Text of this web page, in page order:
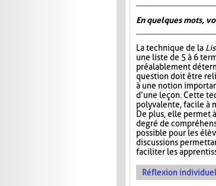
En quelques mots,
La technique de la
une liste de 5 à 6
préalablement
question doit être
à une notion
d’une leçon. Cette
polyvalente, facile à
De plus, elle permet
degré de
possible pour les
discussions
faciliter les
Réflexion